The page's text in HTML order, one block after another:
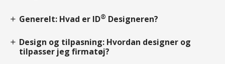
add Generelt: Hvad er ID® Designeren?
add Design og tilpasning: Hvordan designer og
tilpasser jeg firmatøj?